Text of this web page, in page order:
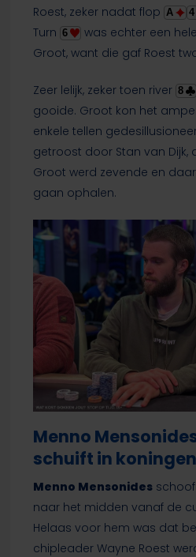
Roest, zeker nadat flop A 4
Turn 6
was echter een
Groot, want die gaf Roest
Zeer lelijk, zeker toen river 8
gooide. Groot kon het
enkele tellen
getroost door Stan van Dijk,
Groot werd zevende en
gaan ophalen.
Menno
schuift in
Menno Mensonidesschoof
naar het midden vanaf de
Helaas voor hem was dat
chipleader Wayne Roest